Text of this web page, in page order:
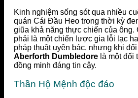
Kinh nghiệm sống sót qua nhiều
quán Cái Đầu Heo trong thời kỳ
giũa khả năng thực chiến của ông.
phải là một chiến lược gia lỗi lạc
pháp thuật uyên bác, nhưng khi
Aberforth Dumbledore là một đối
đồng minh đáng tin cậy.
Thần Hộ Mệnh độc đáo